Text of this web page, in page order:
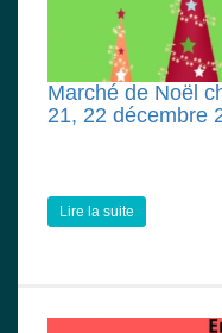
Marché de Noël
21, 22 décembre
Lire la suite